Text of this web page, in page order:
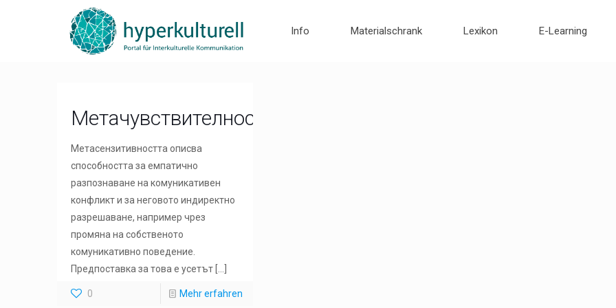
Info Materialschrank Lexikon E-Learning
Метачувствителност
Метасензитивността описва
способността за емпатично
разпознаване на комуникативен
конфликт и за неговото индиректно
разрешаване, например чрез
промяна на собственото
комуникативно поведение.
Предпоставка за това е усетът
0 Mehr erfahren